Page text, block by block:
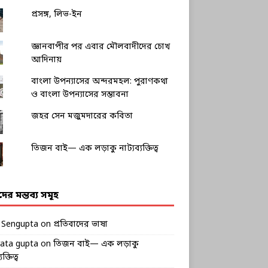
প্রসঙ্গ, লিভ-ইন
জ্ঞানবাপীর পর এবার মৌলবাদীদের চোখ
আদিনায়
বাংলা উপন্যাসের অন্দরমহল: পুরাণকথা
ও বাংলা উপন্যাসের সম্ভাবনা
জহর সেন মজুমদারের কবিতা
তিজন বাই— এক লড়াকু নাট্যব্যক্তিত্ব
মন্তব্য সমূহ
on প্রতিবাদের ভাষা
gupta on তিজন বাই— এক লড়াকু